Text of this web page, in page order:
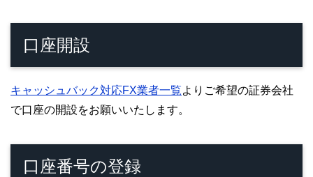
口座開設
キャッシュバック対応FX業者一覧よりご希望の証券会社
で口座の開設をお願いいたします。
口座番号の登録